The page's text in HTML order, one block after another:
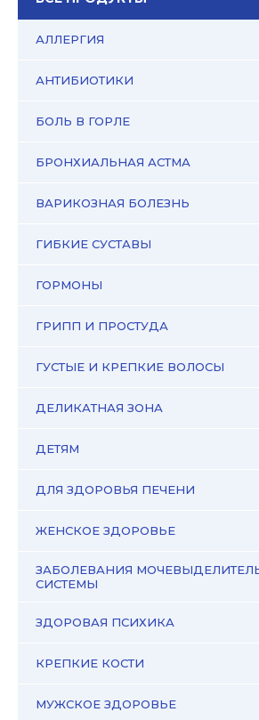
АЛЛЕРГИЯ
АНТИБИОТИКИ
БОЛЬ В ГОРЛЕ
БРОНХИАЛЬНАЯ АСТМА
ВАРИКОЗНАЯ БОЛЕЗНЬ
ГИБКИЕ СУСТАВЫ
ГОРМОНЫ
ГРИПП И ПРОСТУДА
ГУСТЫЕ И КРЕПКИЕ ВОЛОСЫ
ДЕЛИКАТНАЯ ЗОНА
ДЕТЯМ
ДЛЯ ЗДОРОВЬЯ ПЕЧЕНИ
ЖЕНСКОЕ ЗДОРОВЬЕ
ЗАБОЛЕВАНИЯ
СИСТЕМЫ
ЗДОРОВАЯ ПСИХИКА
КРЕПКИЕ КОСТИ
МУЖСКОЕ ЗДОРОВЬЕ